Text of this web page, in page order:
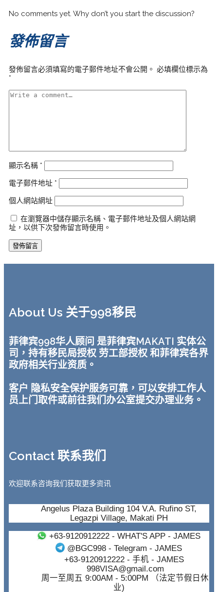
No comments yet. Why don’t you start the discussion?
發佈留言
發佈留言必須填寫的電子郵件地址不會公開。 必填欄位標示為
*
顯示名稱 *
電子郵件地址 *
個人網站網址
在瀏覽器中儲存顯示名稱、電子郵件地址及個人網站網
址，以供下次發佈留言時使用。
About Us 关于998移民
菲律宾998华人顾问 是菲律宾MAKATI 实体公
司，持有移民局授权 劳工部授权 和菲律宾各界
政府相关行业资质。
客户 隐私安全保护服务可靠，可以安排工作人
员上门取件或前往我们办公室提交办理业务。
Contact 联系我们
欢迎联系咨询我们获取更多资讯
Angelus Plaza Building 104 V.A. Rufino ST,
Legazpi Village, Makati PH
+63-9120912222- WHAT'S APP - JAMES
@BGC998 - Telegram - JAMES
+63-9120912222- 手机 - JAMES
998VISA@gmail.com
周一至周五 9:00AM - 5:00PM （法定节假日休
业)